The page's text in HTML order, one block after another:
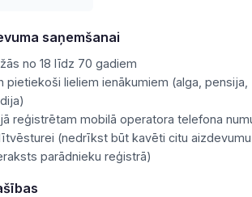
saņemšanai
no 18 līdz 70 gadiem
pietiekoši lieliem ienākumiem (alga, pensija,
reģistrētam mobilā operatora telefona
(nedrīkst būt kavēti citu aizdevumu
parādnieku reģistrā)